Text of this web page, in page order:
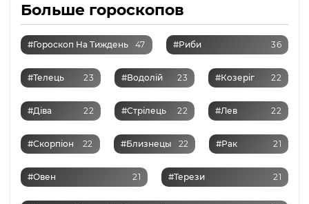
Больше гороскопов
#Гороскоп На Тиждень 47 #Риби 36
#Телець 23 #Водолій 23 #Козеріг 22
#Діва 22 #Стрілець 22 #Лев 22
#Скорпіон 22 #Близнецы 22 #Рак 21
#Овен 21 #Терези 21